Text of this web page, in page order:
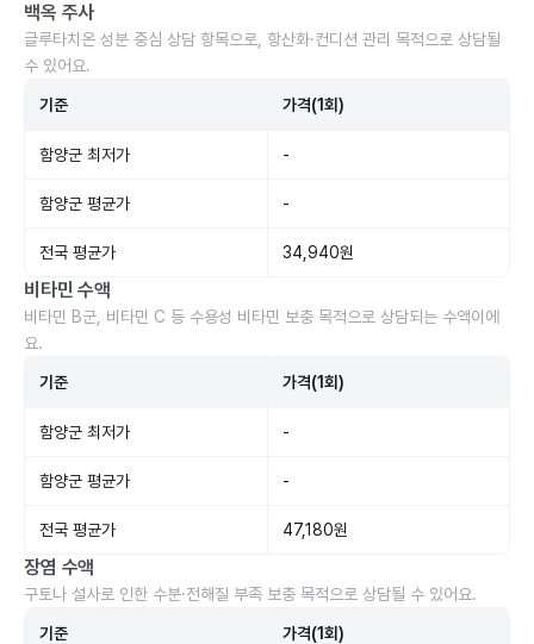
백옥 주사
글루타치온 성분 중심 상담 항목으로, 항산화·컨디션 관리 목적으로 상담될
수 있어요.
기준 가격(1회)
함양군 최저가 -
함양군 평균가 -
전국 평균가 34,940원
비타민 수액
비타민 B군, 비타민 C 등 수용성 비타민 보충 목적으로 상담되는 수액이에
요.
기준 가격(1회)
함양군 최저가 -
함양군 평균가 -
전국 평균가 47,180원
장염 수액
구토나 설사로 인한 수분·전해질 부족 보충 목적으로 상담될 수 있어요.
기준 가격(1회)